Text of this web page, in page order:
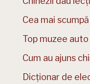
Cea mai
Top muzee
Cum au ajuns
Dicționar de